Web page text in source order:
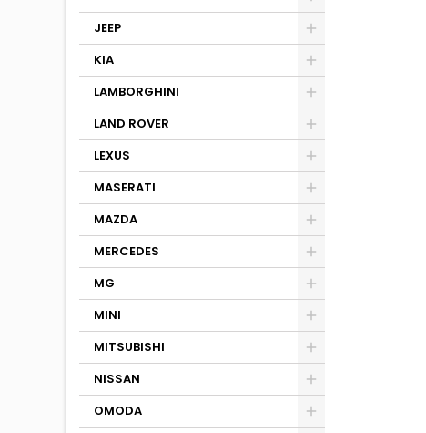
JEEP
KIA
LAMBORGHINI
LAND ROVER
LEXUS
MASERATI
MAZDA
MERCEDES
MG
MINI
MITSUBISHI
NISSAN
OMODA